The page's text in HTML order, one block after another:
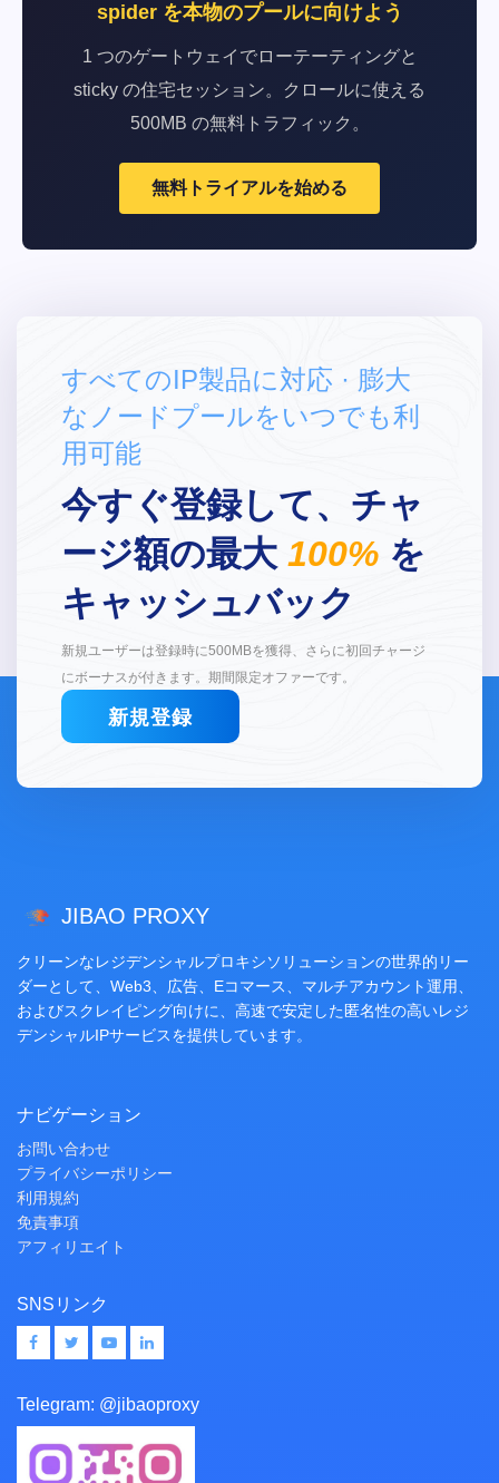
spider を本物のプールに向けよう
1 つのゲートウェイでローテーティングと
sticky の住宅セッション。クロールに使える
500MB の無料トラフィック。
無料トライアルを始める
すべてのIP製品に対応 · 膨大
なノードプールをいつでも利
用可能
今すぐ登録して、チャ
ージ額の最大 100% を
キャッシュバック
新規ユーザーは登録時に500MBを獲得、さらに初回チャージ
にボーナスが付きます。期間限定オファーです。
新規登録
JIBAO PROXY
クリーンなレジデンシャルプロキシソリューションの世界的リー
ダーとして、Web3、広告、Eコマース、マルチアカウント運用、
およびスクレイピング向けに、高速で安定した匿名性の高いレジ
デンシャルIPサービスを提供しています。
ナビゲーション
お問い合わせ
プライバシーポリシー
利用規約
免責事項
アフィリエイト
SNSリンク
Telegram: @jibaoproxy